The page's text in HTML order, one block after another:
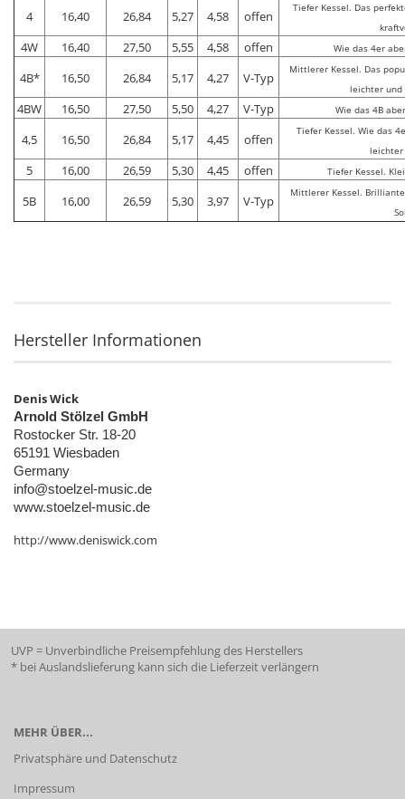
4 16,40 26,84 5,27 4,58 offen
Tiefer Kessel. Das
4W 16,40 27,50 5,55 4,58 offen Wie das 4er
4B* 16,50 26,84 5,17 4,27 V-Typ
Mittlerer Kessel. Das
leichter
4BW 16,50 27,50 5,50 4,27 V-Typ Wie das 4B
4,5 16,50 26,84 5,17 4,45 offen
Tiefer Kessel. Wie das
leichter
5 16,00 26,59 5,30 4,45 offen Tiefer Kessel.
5B 16,00 26,59 5,30 3,97 V-Typ
Mittlerer Kessel.
Hersteller Informationen
Denis Wick
Arnold Stölzel GmbH
Rostocker Str. 18-20
65191 Wiesbaden
Germany
info@stoelzel-music.de
www.stoelzel-music.de
http://www.deniswick.com
UVP = Unverbindliche Preisempfehlung des Herstellers
* bei Auslandslieferung kann sich die Lieferzeit verlängern
MEHR ÜBER...
Privatsphäre und Datenschutz
Impressum